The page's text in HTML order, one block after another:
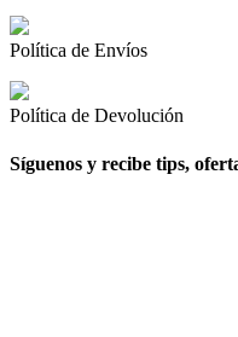
Política de Envíos
Política de Devolución
Síguenos y recibe tips,